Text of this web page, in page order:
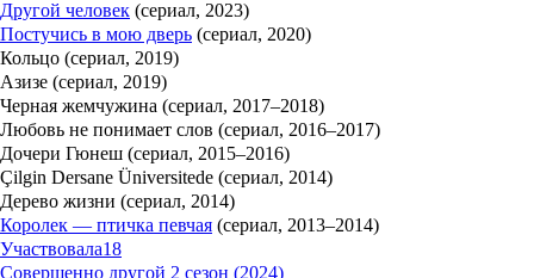
Другой человек (сериал, 2023)
Постучись в мою дверь (сериал, 2020)
Кольцо (сериал, 2019)
Азизе (сериал, 2019)
Черная жемчужина (сериал, 2017–2018)
Любовь не понимает слов (сериал, 2016–2017)
Дочери Гюнеш (сериал, 2015–2016)
Çilgin Dersane Üniversitede (сериал, 2014)
Дерево жизни (сериал, 2014)
Королек — птичка певчая (сериал, 2013–2014)
Участвовала18
Совершенно другой 2 сезон (2024)